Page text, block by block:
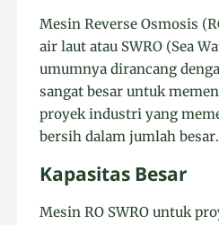
Mesin Reverse Osmosis
air laut atau SWRO (Sea
umumnya dirancang
sangat besar untuk
proyek industri yang
bersih dalam jumlah besar.
Kapasitas Besar
Mesin RO SWRO untuk